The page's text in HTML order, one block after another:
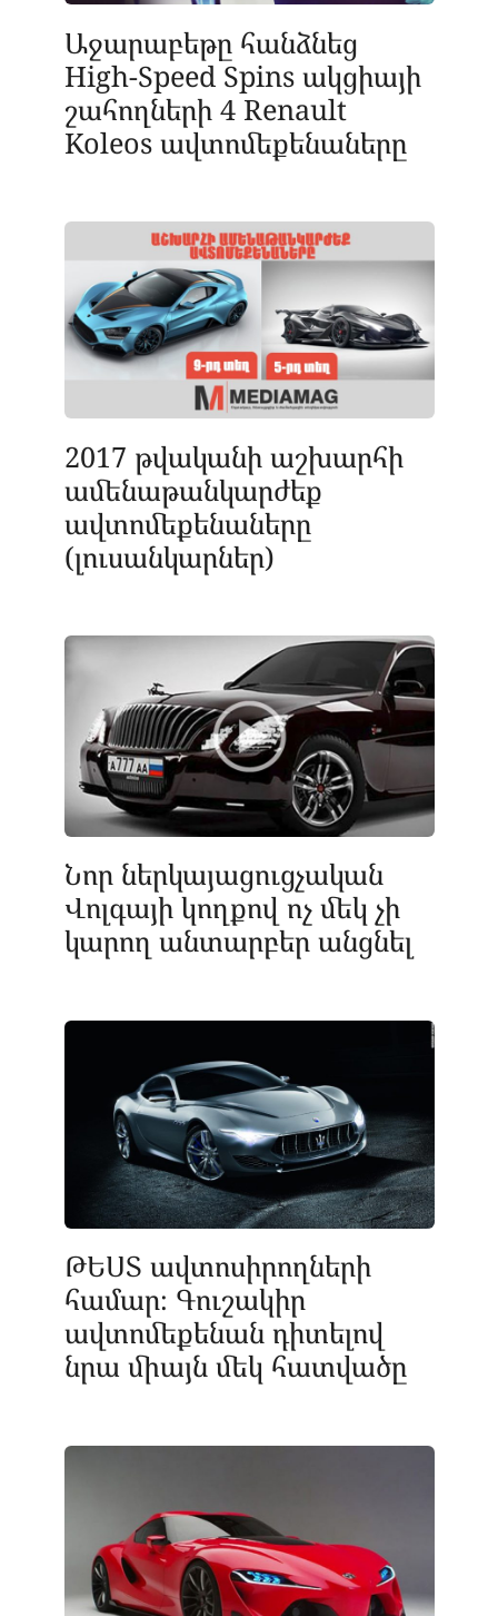
Աջարաբեթը հանձնեց
High-Speed Spins ակցիայի
շահողների 4 Renault
Koleos ավտոմեքենաները
2017 թվականի աշխարհի
ամենաթանկարժեք
ավտոմեքենաները
(լուսանկարներ)
Նոր ներկայացուցչական
Վոլգայի կողքով ոչ մեկ չի
կարող անտարբեր անցնել
ԹԵՍՏ ավտոսիրողների
համար։ Գուշակիր
ավտոմեքենան դիտելով
նրա միայն մեկ հատվածը